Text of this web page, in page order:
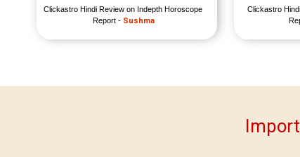
Clickastro Hindi Review on Indepth Horoscope
Report - Sushma
Clickastro